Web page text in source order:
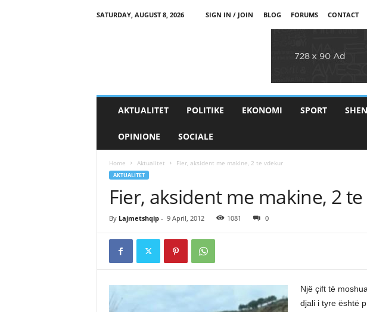
SATURDAY, AUGUST 8, 2026 SIGN IN / JOIN BLOG FORUMS CONTACT
AKTUALITET POLITIKE EKONOMI SPORT
OPINIONE SOCIALE
Home Aktualitet Fier, aksident me makine, 2 te vdekur
AKTUALITET
Fier, aksident me makine, 2
By Lajmetshqip- 9 April, 2012 1081 0
Një çift të
djali i tyre është